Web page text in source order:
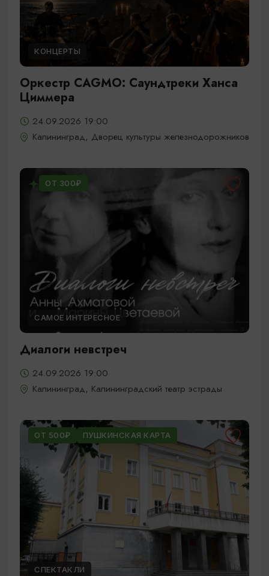
КОНЦЕРТЫ
Оркестр CAGMO: Саундтреки Ханса
Циммера
24.09.2026 19:00
Калининград, Дворец культуры железнодорожников
ОТ 300₽
САМОЕ ИНТЕРЕСНОЕ
Диалоги невстреч
24.09.2026 19:00
Калининград, Калининградский театр эстрады
ОТ 500₽ ПУШКИНСКАЯ КАРТА
СПЕКТАКЛИ